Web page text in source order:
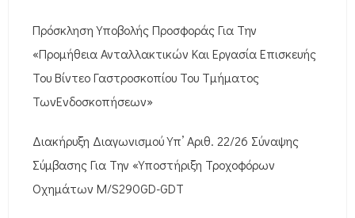
Πρόσκληση Υποβολής Προσφοράς Για Την
«Προμήθεια Ανταλλακτικών Και Εργασία Επισκευής
Του Βίντεο Γαστροσκοπίου Του Τμήματος
ΤωνΕνδοσκοπήσεων»
Διακήρυξη Διαγωνισμού Υπ’ Αριθ. 22/26 Σύναψης
Σύμβασης Για Την «Υποστήριξη Τροχοφόρων
Οχημάτων M/S290GD-GDT